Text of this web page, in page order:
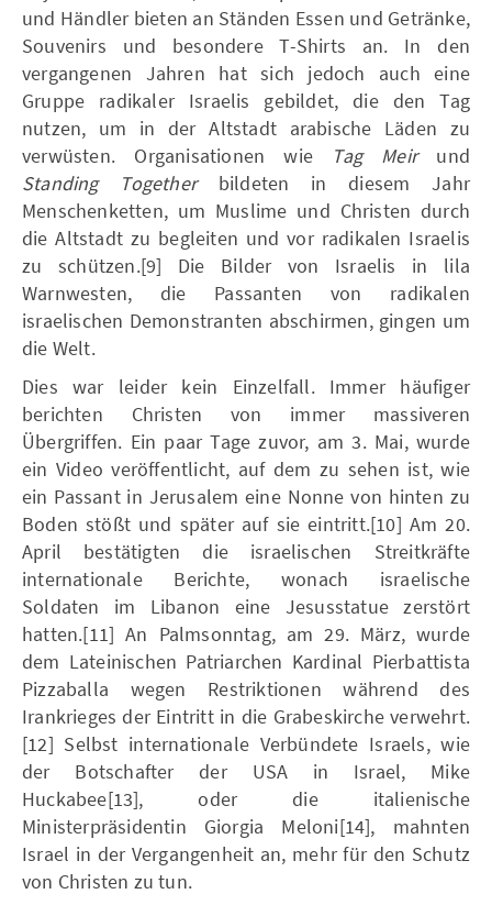
und Händler bieten an Ständen Essen und Getränke,
Souvenirs und besondere T-Shirts an. In den
vergangenen Jahren hat sich jedoch auch eine
Gruppe radikaler Israelis gebildet, die den Tag
nutzen, um in der Altstadt arabische Läden zu
verwüsten. Organisationen wie
Tag Meirund
Standing Togetherbildeten in diesem Jahr
Menschenketten, um Muslime und Christen durch
die Altstadt zu begleiten und vor radikalen Israelis
zu schützen.[9] Die Bilder von Israelis in lila
Warnwesten, die Passanten von radikalen
israelischen Demonstranten abschirmen, gingen um
die Welt.
Dies war leider kein Einzelfall. Immer häufiger
berichten Christen von immer massiveren
Übergriffen. Ein paar Tage zuvor, am 3. Mai, wurde
ein Video veröffentlicht, auf dem zu sehen ist, wie
ein Passant in Jerusalem eine Nonne von hinten zu
Boden stößt und später auf sie eintritt.[10] Am 20.
April bestätigten die israelischen Streitkräfte
internationale Berichte, wonach israelische
Soldaten im Libanon eine Jesusstatue zerstört
hatten.[11] An Palmsonntag, am 29. März, wurde
dem Lateinischen Patriarchen Kardinal Pierbattista
Pizzaballa wegen Restriktionen während des
Irankrieges der Eintritt in die Grabeskirche verwehrt.
[12] Selbst internationale Verbündete Israels, wie
der Botschafter der USA in Israel, Mike
Huckabee[13], oder die italienische
Ministerpräsidentin Giorgia Meloni[14], mahnten
Israel in der Vergangenheit an, mehr für den Schutz
von Christen zu tun.